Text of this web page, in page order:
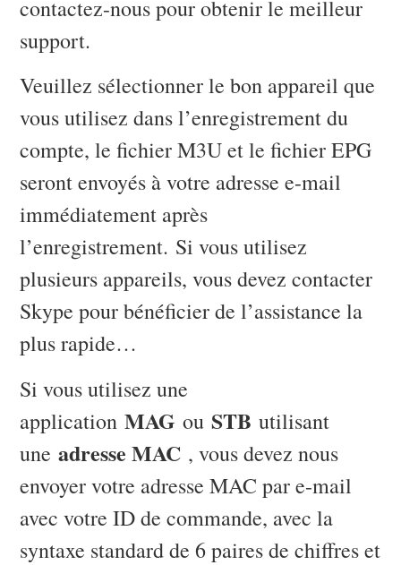
contactez-nous pour obtenir le meilleur
support.
Veuillez sélectionner le bon appareil que
vous utilisez dans l’enregistrement du
compte, le fichier M3U et le fichier EPG
seront envoyés à votre adresse e-mail
immédiatement après
l’enregistrement. Si vous utilisez
plusieurs appareils, vous devez contacter
Skype pour bénéficier de l’assistance la
plus rapide…
Si vous utilisez une
applicationMAG ouSTB utilisant
uneadresse MAC , vous devez nous
envoyer votre adresse MAC par e-mail
avec votre ID de commande, avec la
syntaxe standard de 6 paires de chiffres et